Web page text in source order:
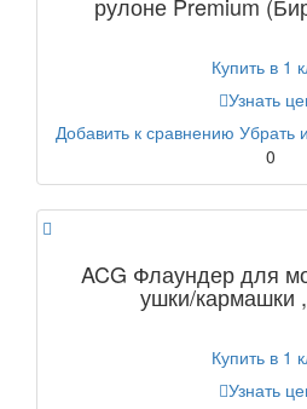
рулоне Premium
Купить в 1
Узнать
Добавить к сравнению Убрать
0
ACG Флаундер для
ушки/кармашки
Купить в 1
Узнать